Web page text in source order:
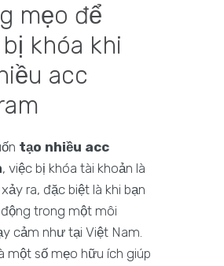
mẹo để
khóa khi
acc
tạo nhiều acc
, việc bị khóa tài khoản là
ra, đặc biệt là khi bạn
trong một môi
cảm như tại Việt Nam.
một số mẹo hữu ích giúp